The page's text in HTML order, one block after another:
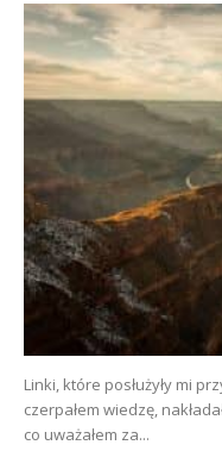
Linki, które posłużyły mi
czerpałem wiedzę,
co uważałem za...